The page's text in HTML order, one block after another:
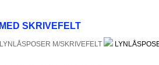
MED SKRIVEFELT
LYNLÅSPOSER M/SKRIVEFELT